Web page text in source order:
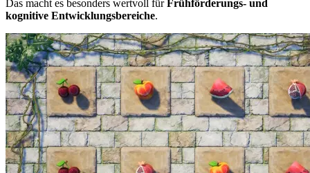
Das macht es besonders wertvoll fürFrühförderungs- und
kognitive Entwicklungsbereiche.